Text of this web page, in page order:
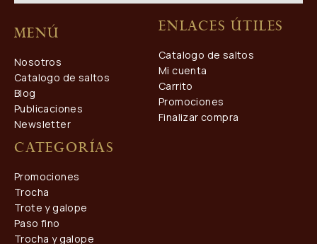
Menú
Nosotros
Catalogo de saltos
Blog
Publicaciones
Newsletter
Enlaces útiles
Catalogo de saltos
Mi cuenta
Carrito
Promociones
Finalizar compra
Categorías
Promociones
Trocha
Trote y galope
Paso fino
Trocha y galope